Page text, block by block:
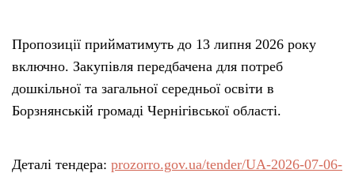
Пропозиції прийматимуть до 13 липня 2026 року
включно. Закупівля передбачена для потреб
дошкільної та загальної середньої освіти в
Борзнянській громаді Чернігівської області.
Деталі тендера: prozorro.gov.ua/tender/UA-2026-07-06-